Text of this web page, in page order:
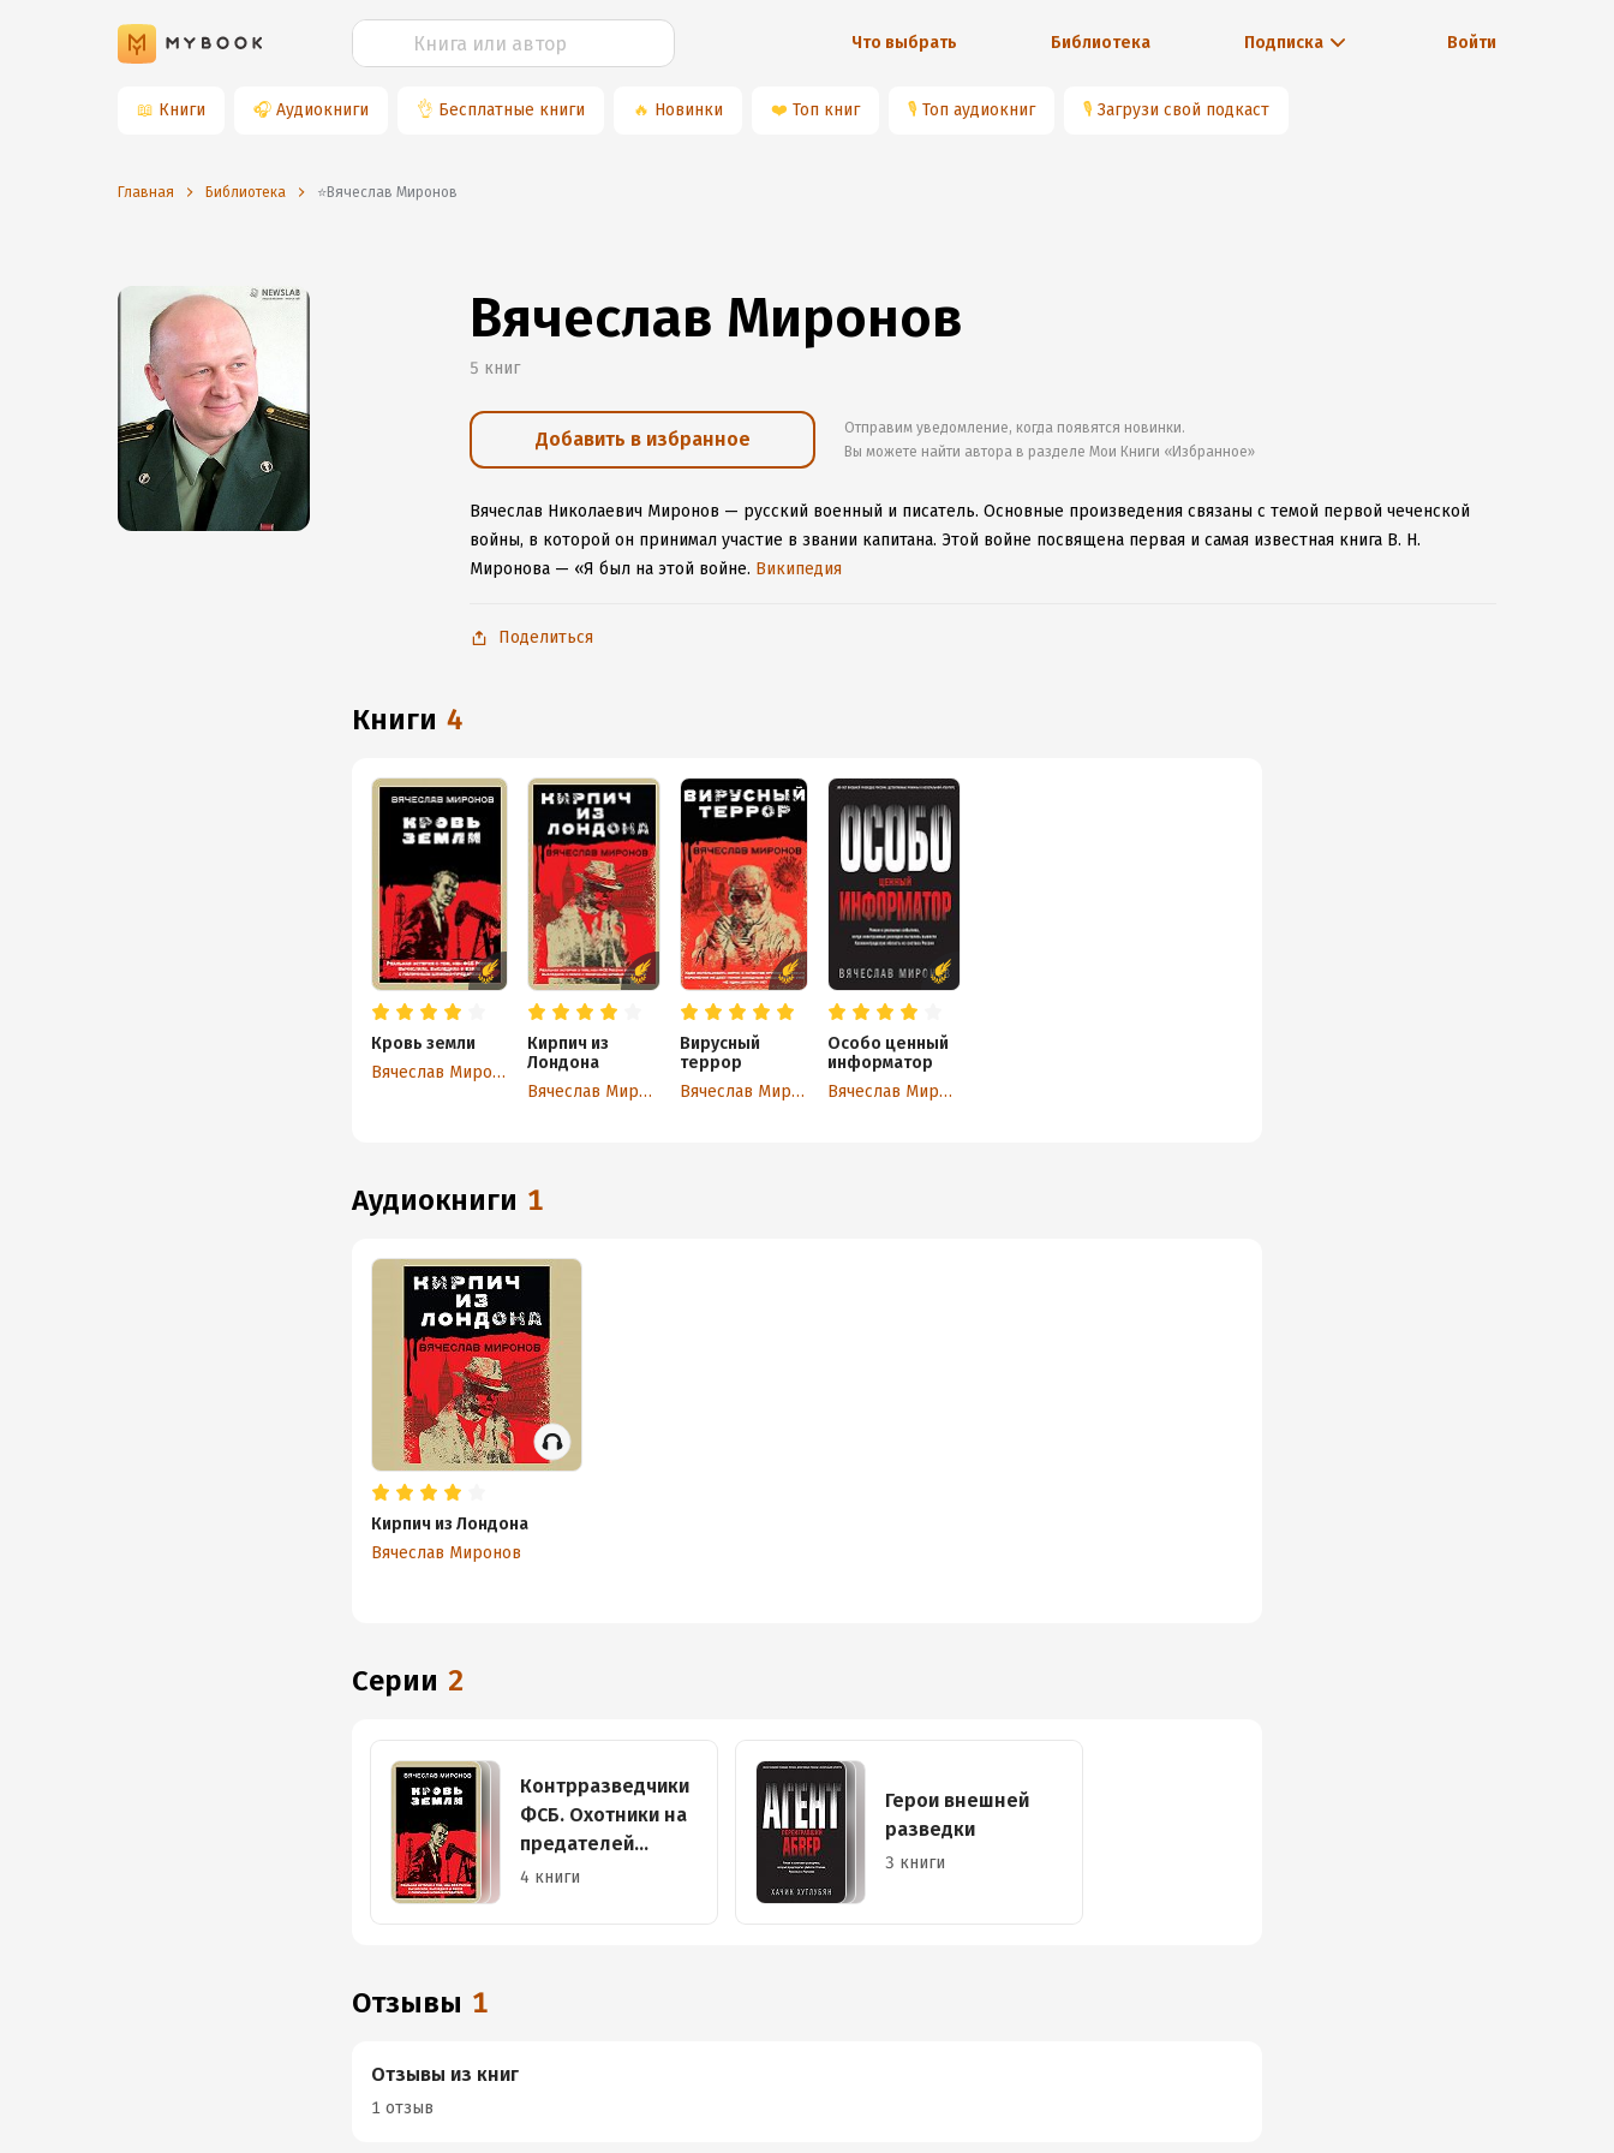
Что выбрать Библиотека Подписка Войти
📖 Книги 🎧 Аудиокниги 👌 Бесплатные книги 🔥 Новинки ❤️ Топ книг 🎙 Топ аудиокниг 🎙 Загрузи свой подкаст
Главная Библиотека ⭐️Вячеслав Миронов
Вячеслав Миронов
5 книг
Добавить в избранное
Отправим уведомление, когда появятся новинки.
Вы можете найти автора в разделе Мои Книги «Избранное»
Вячеслав Николаевич Миронов — русский военный и писатель. Основные произведения связаны с темой первой чеченской
войны, в которой он принимал участие в звании капитана. Этой войне посвящена первая и самая известная книга В. Н.
Миронова — «Я был на этой войне. Википедия
Поделиться
книги 4
Кровь земли
Вячеслав Миронов
Кирпич из
Лондона
Вячеслав Миронов
Вирусный
террор
Вячеслав Миронов
Особо ценный
информатор
Вячеслав Миронов
аудиокниги 1
Кирпич из Лондона
Вячеслав Миронов
Серии 2
Контрразведчики
ФСБ. Охотники на
предателей
Родины
4 книги
Герои внешней
разведки
3 книги
Отзывы 1
Отзывы из книг
1 отзыв